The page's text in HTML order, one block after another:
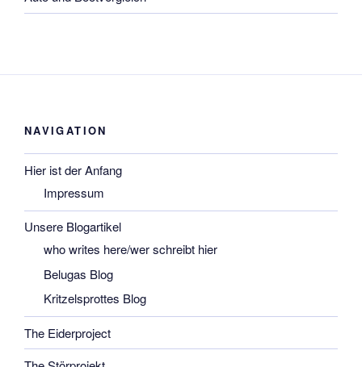
NAVIGATION
Hier ist der Anfang
Impressum
Unsere Blogartikel
who writes here/wer schreibt hier
Belugas Blog
Kritzelsprottes Blog
The Eiderproject